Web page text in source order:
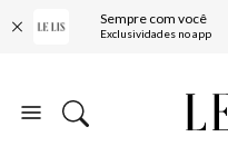
Sempre com você
Exclusividades no app
COMPRE